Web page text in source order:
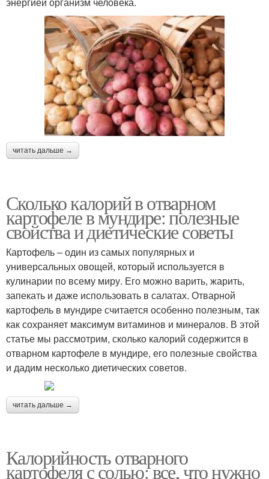
читать дальше →
Сколько калорий в отварном
картофеле в мундире: полезные
свойства и диетические советы
Картофель – один из самых популярных и
универсальных овощей, который используется в
кулинарии по всему миру. Его можно варить, жарить,
запекать и даже использовать в салатах. Отварной
картофель в мундире считается особенно полезным, так
как сохраняет максимум витаминов и минералов. В этой
статье мы рассмотрим, сколько калорий содержится в
отварном картофеле в мундире, его полезные свойства
и дадим несколько диетических советов.
читать дальше →
Калорийность отварного
картофеля с солью: все, что нужно